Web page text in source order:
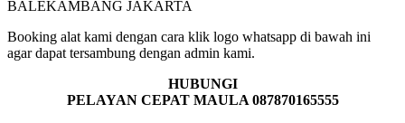
Booking alat kami dengan cara klik logo whatsapp di bawah ini
agar dapat tersambung dengan admin kami.
HUBUNGI
PELAYAN CEPAT MAULA 087870165555